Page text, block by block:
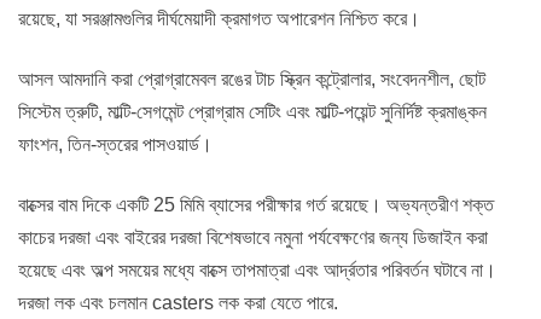
রয়েছে, যা সরঞ্জামগুলির দীর্ঘমেয়াদী ক্রমাগত অপারেশন নিশ্চিত করে।
আসল আমদানি করা প্রোগ্রামেবল রঙের টাচ স্ক্রিন কন্ট্রোলার, সংবেদনশীল, ছোট
সিস্টেম ত্রুটি, মাল্টি-সেগমেন্ট প্রোগ্রাম সেটিং এবং মাল্টি-পয়েন্ট সুনির্দিষ্ট ক্রমাঙ্কন
ফাংশন, তিন-স্তরের পাসওয়ার্ড।
বাক্সের বাম দিকে একটি 25 মিমি ব্যাসের পরীক্ষার গর্ত রয়েছে। অভ্যন্তরীণ শক্ত
কাচের দরজা এবং বাইরের দরজা বিশেষভাবে নমুনা পর্যবেক্ষণের জন্য ডিজাইন করা
হয়েছে এবং অল্প সময়ের মধ্যে বাক্সে তাপমাত্রা এবং আর্দ্রতার পরিবর্তন ঘটাবে না।
দরজা লক এবং চলমান casters লক করা যেতে পারে.